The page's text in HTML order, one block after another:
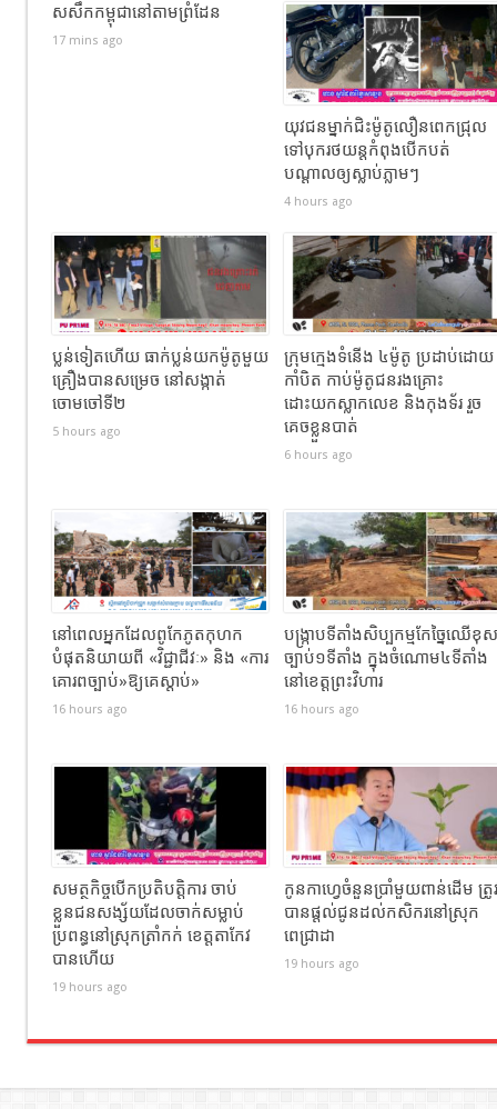
សសឹកកម្ពុជានៅតាមព្រំដែន
17 mins ago
យុវជនម្នាក់ជិះម៉ូតូលឿនពេកជ្រុល
ទៅបុករថយន្តកំពុងបើកបត់
បណ្តាលឲ្យស្លាប់ភ្លាមៗ
4 hours ago
ប្លន់ទៀតហើយ ធាក់ប្លន់យកម៉ូតូមួយ
គ្រឿងបានសម្រេច នៅសង្កាត់
ចោមចៅទី២
5 hours ago
ក្រុមក្មេងទំនើង ៤ម៉ូតូ ប្រដាប់ដោយ
កាំបិត កាប់ម៉ូតូជនរងគ្រោះ
ដោះយកស្លាកលេខ និងកុងទ័រ រួច
គេចខ្លួនបាត់
6 hours ago
នៅពេលអ្នកដែលពូកែភូតកុហក
បំផុតនិយាយពី «វិជ្ជាជីវៈ» និង «ការ
គោរពច្បាប់»ឱ្យគេស្តាប់»
16 hours ago
បង្រ្កាបទីតាំងសិប្បកម្មកែច្នៃឈើខុស
ច្បាប់១ទីតាំង ក្នុងចំណោម៤ទីតាំង
នៅខេត្តព្រះវិហារ
16 hours ago
សមត្ថកិច្ចបើកប្រតិបត្តិការ ចាប់
ខ្លួនជនសង្ស័យដែលចាក់សម្លាប់
ប្រពន្ធនៅស្រុកត្រាំកក់ ខេត្តតាកែវ
បានហេីយ
19 hours ago
កូនកាហ្វេចំនួនប្រាំមួយពាន់ដើម ត្រូ
បានផ្តល់ជូនដល់កសិករនៅស្រុក
ពេជ្រាដា
19 hours ago